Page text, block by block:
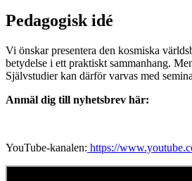
Pedagogisk idé
Vi önskar presentera den kosmiska
betydelse i ett praktiskt sammanhang.
Självstudier kan därför varvas med
Anmäl dig till nyhetsbrev här:
YouTube-kanalen: https://